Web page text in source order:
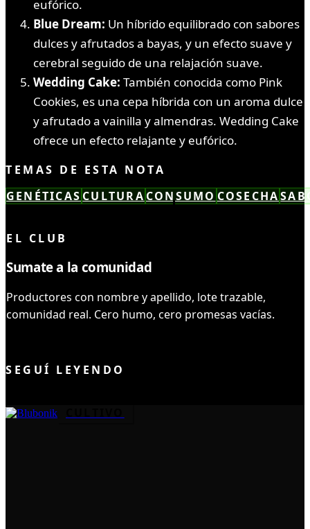
eufórico.
Blue Dream: Un híbrido equilibrado con sabores
dulces y afrutados a bayas, y un efecto suave y
cerebral seguido de una relajación suave.
Wedding Cake: También conocida como Pink
Cookies, es una cepa híbrida con un aroma dulce
y afrutado a vainilla y almendras. Wedding Cake
ofrece un efecto relajante y eufórico.
TEMAS DE ESTA NOTA
GENÉTICAS CULTURA CONSUMO COSECHA
EL CLUB
Sumate a la comunidad
Productores con nombre y apellido, lote trazable,
comunidad real. Cero humo, cero promesas vacías.
SEGUÍ LEYENDO